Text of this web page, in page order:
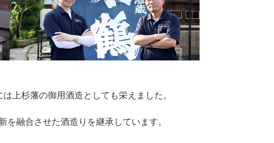
上杉藩の御用酒造としても栄えました。
融合させた酒造りを継承しています。